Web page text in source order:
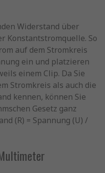
Widerstand über
Konstantstromquelle. So
auf dem Stromkreis
ein und platzieren
einem Clip. Da Sie
Stromkreis als auch die
kennen, können Sie
Gesetz ganz
(R) = Spannung (U) /